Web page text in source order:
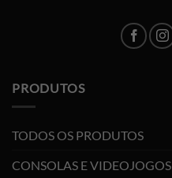
PRODUTOS
TODOS OS PRODUTOS
CONSOLAS E VIDEOJOGOS